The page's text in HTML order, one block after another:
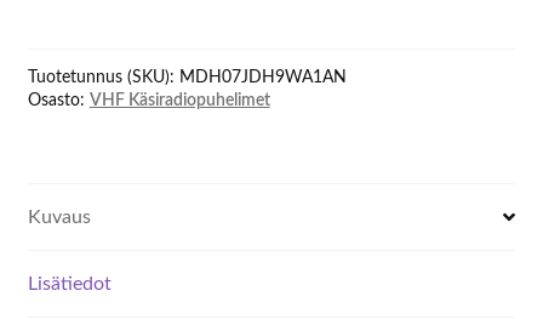
VHF
LIMITED
määrä
Tuotetunnus (SKU): MDH07JDH9WA1AN
Osasto: VHF Käsiradiopuhelimet
Kuvaus
Lisätiedot